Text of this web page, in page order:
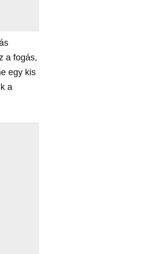
a fogás,
egy kis
a